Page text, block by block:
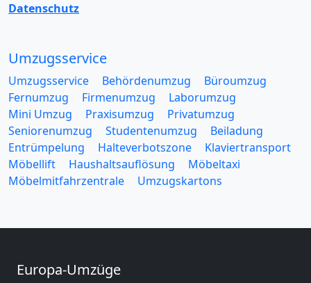
Datenschutz
Umzugsservice
Umzugsservice Behördenumzug
Büroumzug
Fernumzug
Firmenumzug
Laborumzug
Mini Umzug
Praxisumzug
Privatumzug
Seniorenumzug
Studentenumzug
Beiladung
Entrümpelung
Halteverbotszone
Klaviertransport
Möbellift
Haushaltsauflösung
Möbeltaxi
Möbelmitfahrzentrale
Umzugskartons
Europa-Umzüge